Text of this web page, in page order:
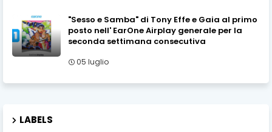
"Sesso e Samba" di Tony Effe e Gaia al primo
posto nell' EarOne Airplay generale per la
seconda settimana consecutiva
05 luglio
LABELS